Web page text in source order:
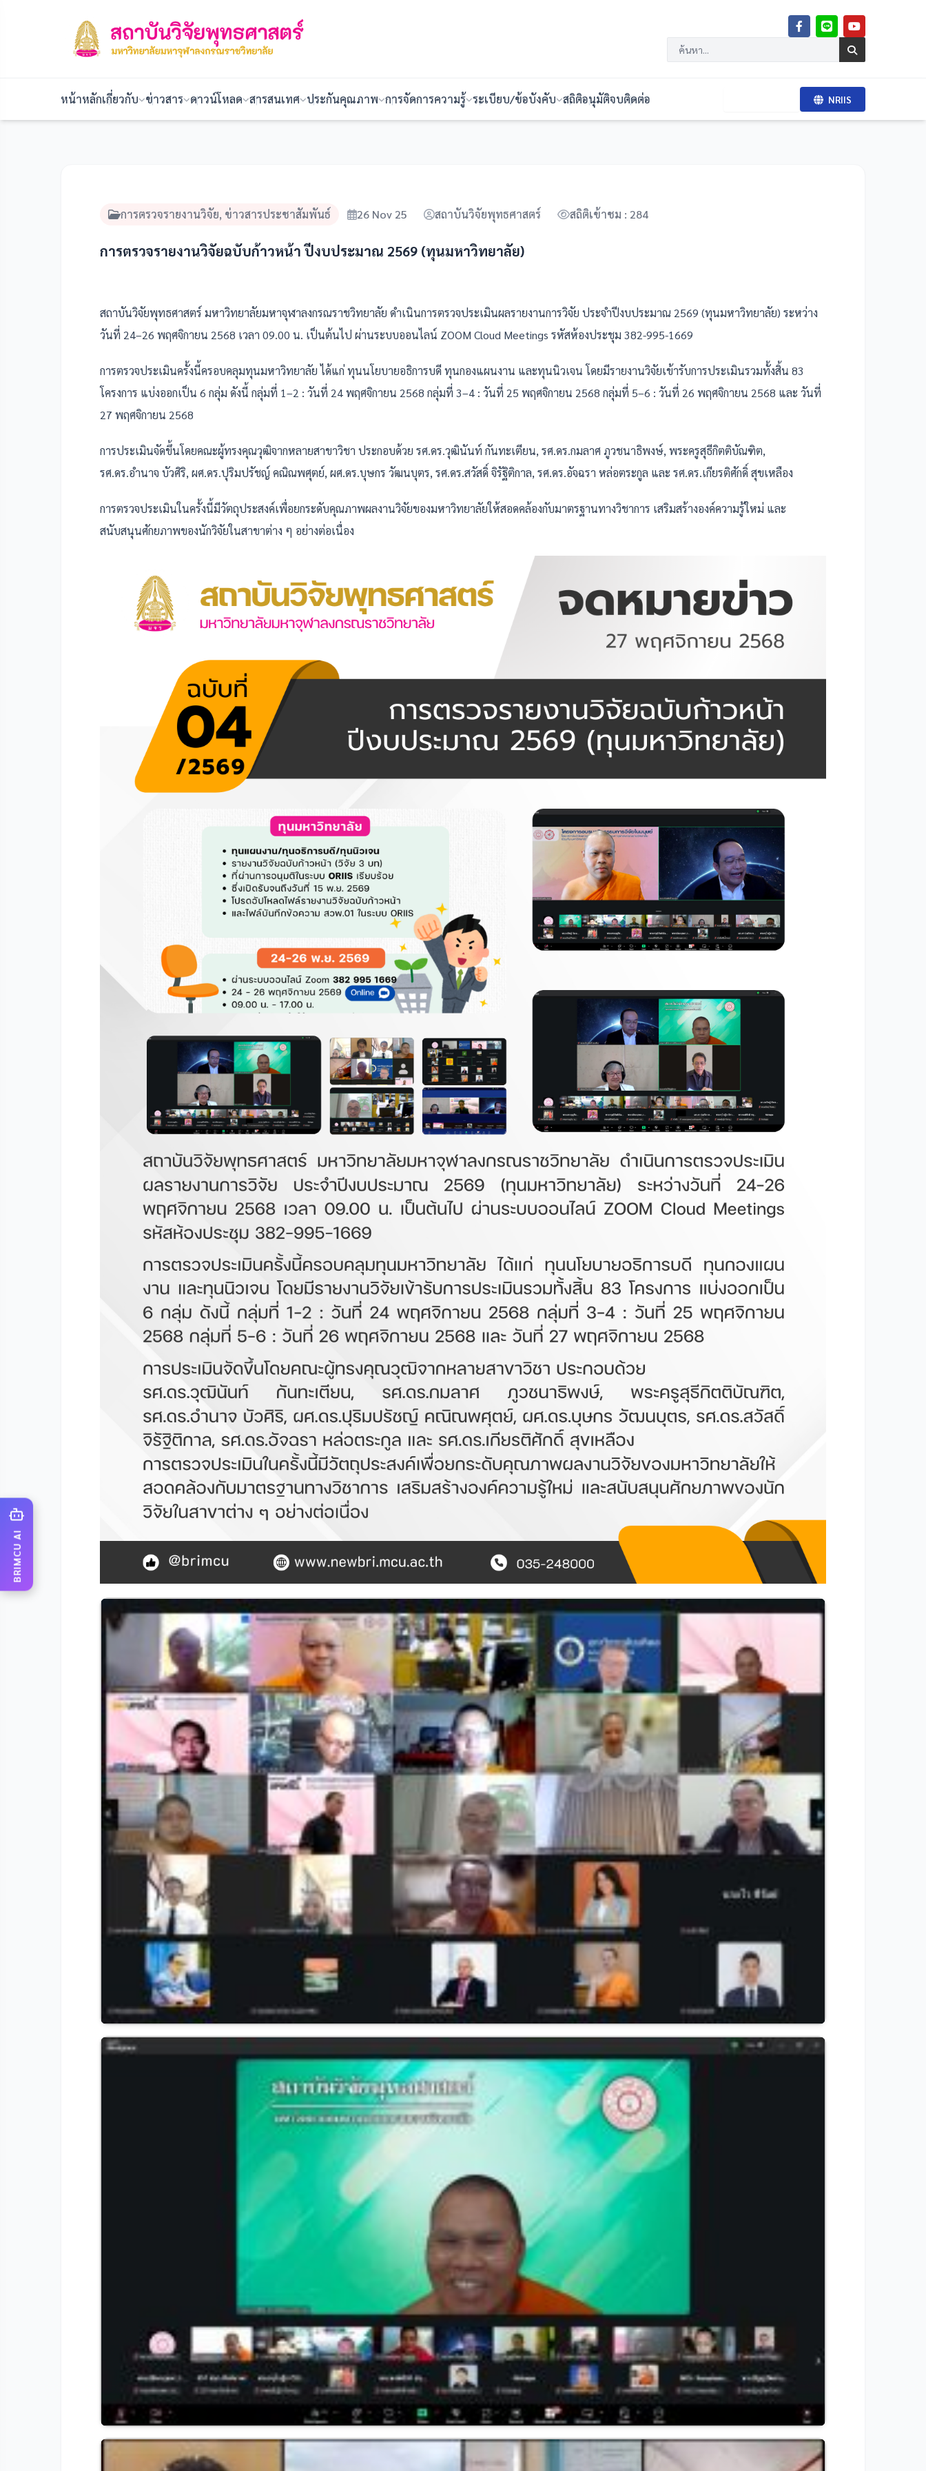
หน้าหลักเกี่ยวกับ ข่าวสาร ดาวน์โหลด สารสนเทศ ประกันคุณภาพ การจัดการความรู้ ระเบียบ/ข้อบังคับ สถิติอนุมัติจบติดต่อ NRIIS
การตรวจรายงานวิจัย, ข่าวสารประชาสัมพันธ์ 26 Nov 25 สถาบันวิจัยพุทธศาสตร์ สถิติเข้าชม : 284
การตรวจรายงานวิจัยฉบับก้าวหน้า ปีงบประมาณ 2569 (ทุนมหาวิทยาลัย)
สถาบันวิจัยพุทธศาสตร์ มหาวิทยาลัยมหาจุฬาลงกรณราชวิทยาลัย ดำเนินการตรวจประเมินผลรายงานการวิจัย ประจำปีงบประมาณ 2569 (ทุนมหาวิทยาลัย) ระหว่าง
วันที่ 24–26 พฤศจิกายน 2568 เวลา 09.00 น. เป็นต้นไป ผ่านระบบออนไลน์ ZOOM Cloud Meetings รหัสห้องประชุม 382-995-1669
การตรวจประเมินครั้งนี้ครอบคลุมทุนมหาวิทยาลัย ได้แก่ ทุนนโยบายอธิการบดี ทุนกองแผนงาน และทุนนิวเจน โดยมีรายงานวิจัยเข้ารับการประเมินรวมทั้งสิ้น 83
โครงการ แบ่งออกเป็น 6 กลุ่ม ดังนี้ กลุ่มที่ 1–2 : วันที่ 24 พฤศจิกายน 2568 กลุ่มที่ 3–4 : วันที่ 25 พฤศจิกายน 2568 กลุ่มที่ 5–6 : วันที่ 26 พฤศจิกายน 2568 และ วันที่
27 พฤศจิกายน 2568
การประเมินจัดขึ้นโดยคณะผู้ทรงคุณวุฒิจากหลายสาขาวิชา ประกอบด้วย รศ.ดร.วุฒินันท์ กันทะเตียน, รศ.ดร.กมลาศ ภูวชนาธิพงษ์, พระครูสุธีกิตติบัณฑิต,
รศ.ดร.อำนาจ บัวศิริ, ผศ.ดร.ปุริมปรัชญ์ คณิณพศุตย์, ผศ.ดร.บุษกร วัฒนบุตร, รศ.ดร.สวัสดิ์ จิรัฐิติกาล, รศ.ดร.อัจฉรา หล่อตระกูล และ รศ.ดร.เกียรติศักดิ์ สุขเหลือง
การตรวจประเมินในครั้งนี้มีวัตถุประสงค์เพื่อยกระดับคุณภาพผลงานวิจัยของมหาวิทยาลัยให้สอดคล้องกับมาตรฐานทางวิชาการ เสริมสร้างองค์ความรู้ใหม่ และ
สนับสนุนศักยภาพของนักวิจัยในสาขาต่าง ๆ อย่างต่อเนื่อง
BRIMCU AI